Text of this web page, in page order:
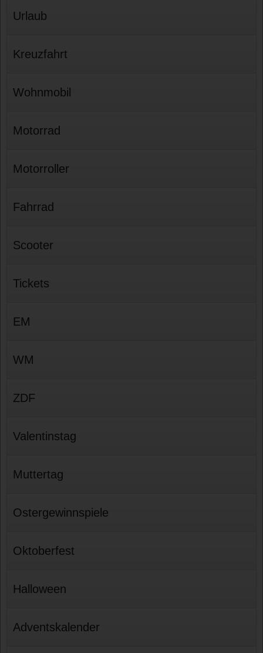
Urlaub
Kreuzfahrt
Wohnmobil
Motorrad
Motorroller
Fahrrad
Scooter
Tickets
EM
WM
ZDF
Valentinstag
Muttertag
Ostergewinnspiele
Oktoberfest
Halloween
Adventskalender